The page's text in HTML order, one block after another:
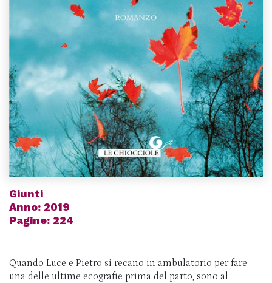
Giunti
Anno: 2019
Pagine: 224
Quando Luce e Pietro si recano in ambulatorio per fare
una delle ultime ecografie prima del parto, sono al